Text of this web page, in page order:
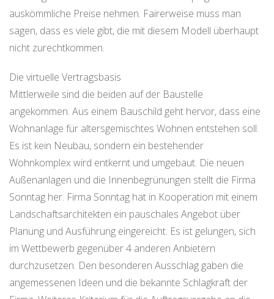
auskömmliche Preise nehmen. Fairerweise muss man
sagen, dass es viele gibt, die mit diesem Modell überhaupt
nicht zurechtkommen.
Die virtuelle Vertragsbasis
Mittlerweile sind die beiden auf der Baustelle
angekommen. Aus einem Bauschild geht hervor, dass eine
Wohnanlage für altersgemischtes Wohnen entstehen soll.
Es ist kein Neubau, sondern ein bestehender
Wohnkomplex wird entkernt und umgebaut. Die neuen
Außenanlagen und die Innenbegrünungen stellt die Firma
Sonntag her. Firma Sonntag hat in Kooperation mit einem
Landschaftsarchitekten ein pauschales Angebot über
Planung und Ausführung eingereicht. Es ist gelungen, sich
im Wettbewerb gegenüber 4 anderen Anbietern
durchzusetzen. Den besonderen Ausschlag gaben die
angemessenen Ideen und die bekannte Schlagkraft der